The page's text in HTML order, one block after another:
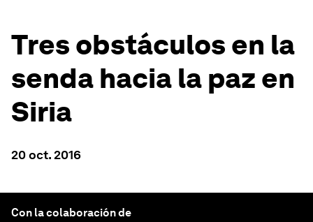
Tres obstáculos en la
senda hacia la paz en
Siria
20 oct. 2016
Con la colaboración de